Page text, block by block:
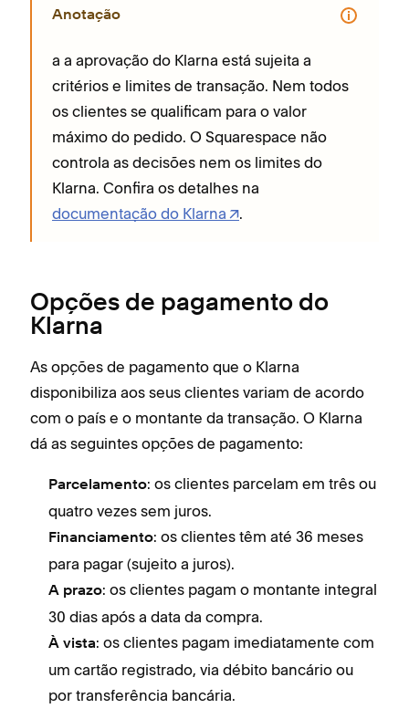
Anotação
a a aprovação do Klarna está sujeita a
critérios e limites de transação. Nem todos
os clientes se qualificam para o valor
máximo do pedido. O Squarespace não
controla as decisões nem os limites do
Klarna. Confira os detalhes na
documentação do Klarna
.
Opções de pagamento do
Klarna
As opções de pagamento que o Klarna
disponibiliza aos seus clientes variam de acordo
com o país e o montante da transação. O Klarna
dá as seguintes opções de pagamento:
Parcelamento: os clientes parcelam em três ou
quatro vezes sem juros.
Financiamento: os clientes têm até 36 meses
para pagar (sujeito a juros).
A prazo: os clientes pagam o montante integral
30 dias após a data da compra.
À vista: os clientes pagam imediatamente com
um cartão registrado, via débito bancário ou
por transferência bancária.